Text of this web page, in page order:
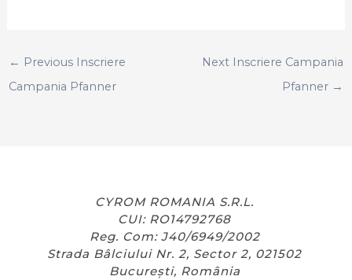
← Previous Inscriere
Campania Pfanner
Next Inscriere Campania
Pfanner →
CYROM ROMANIA S.R.L.
CUI: RO14792768
Reg. Com: J40/6949/2002
Strada Bâlciului Nr. 2, Sector 2, 021502
București, România